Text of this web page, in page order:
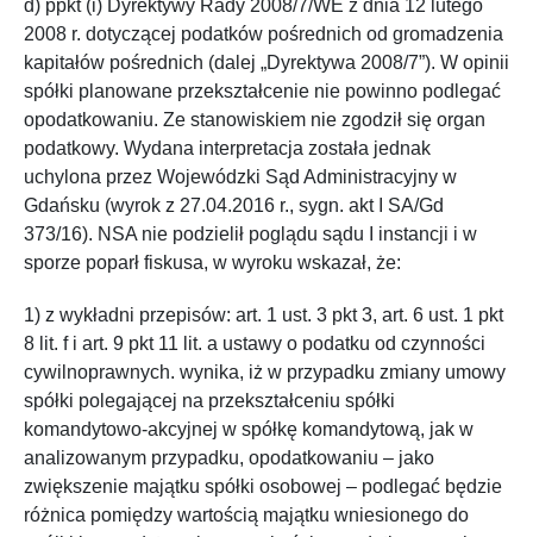
d) ppkt (i) Dyrektywy Rady 2008/7/WE z dnia 12 lutego
2008 r. dotyczącej podatków pośrednich od gromadzenia
kapitałów pośrednich (dalej „Dyrektywa 2008/7”). W opinii
spółki planowane przekształcenie nie powinno podlegać
opodatkowaniu. Ze stanowiskiem nie zgodził się organ
podatkowy. Wydana interpretacja została jednak
uchylona przez Wojewódzki Sąd Administracyjny w
Gdańsku (wyrok z 27.04.2016 r., sygn. akt I SA/Gd
373/16). NSA nie podzielił poglądu sądu I instancji i w
sporze poparł fiskusa, w wyroku wskazał, że:
1) z wykładni przepisów: art. 1 ust. 3 pkt 3, art. 6 ust. 1 pkt
8 lit. f i art. 9 pkt 11 lit. a ustawy o podatku od czynności
cywilnoprawnych. wynika, iż w przypadku zmiany umowy
spółki polegającej na przekształceniu spółki
komandytowo-akcyjnej w spółkę komandytową, jak w
analizowanym przypadku, opodatkowaniu – jako
zwiększenie majątku spółki osobowej – podlegać będzie
różnica pomiędzy wartością majątku wniesionego do